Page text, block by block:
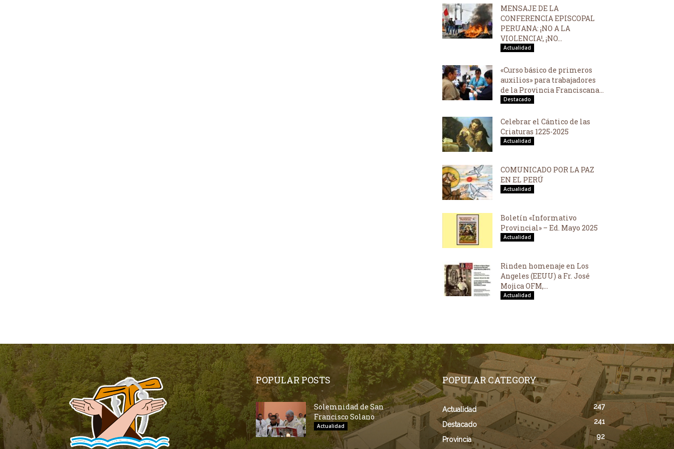
MENSAJE DE LA
CONFERENCIA EPISCOPAL
PERUANA: ¡NO A LA
VIOLENCIA!, ¡NO...
Actualidad
«Curso básico de primeros
auxilios» para trabajadores
de la Provincia Franciscana...
Destacado
Celebrar el Cántico de las
Criaturas 1225-2025
Actualidad
COMUNICADO POR LA PAZ
EN EL PERÚ
Actualidad
Boletín «Informativo
Provincial» – Ed. Mayo 2025
Actualidad
Rinden homenaje en Los
Angeles (EEUU) a Fr. José
Mojica OFM,...
Actualidad
POPULAR POSTS
Solemnidad de San
Francisco Solano
Actualidad
POPULAR CATEGORY
Actualidad 247
Destacado 241
Provincia
92